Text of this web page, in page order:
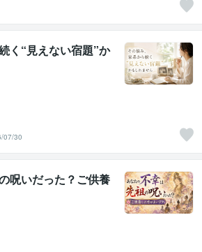
く“見えない宿題”か
07/30
呪いだった？ご供養